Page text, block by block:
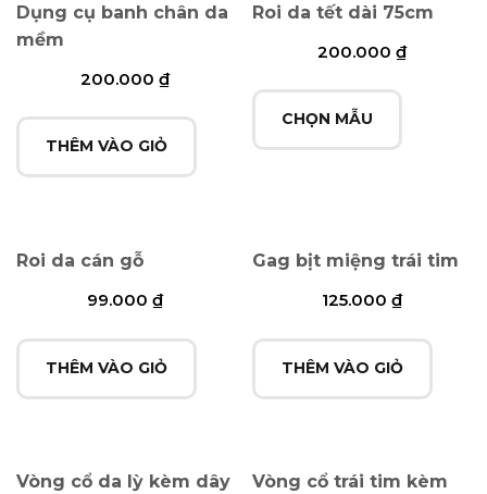
Dụng cụ banh chân da
mềm
200.000₫
THÊM VÀO GIỎ
Roi da tết dài 75cm
200.000 ₫
CHỌN MẪU
Roi da cán gỗ
99.000₫
THÊM VÀO GIỎ
Gag bịt miệng trái tim
125.000 ₫
THÊM VÀO GIỎ
Vòng cổ da lỳ kèm dây
Vòng cổ trái tim kèm